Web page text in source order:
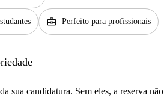
business_center Perfeito para profissionais
sua candidatura. Sem eles, a reserva não